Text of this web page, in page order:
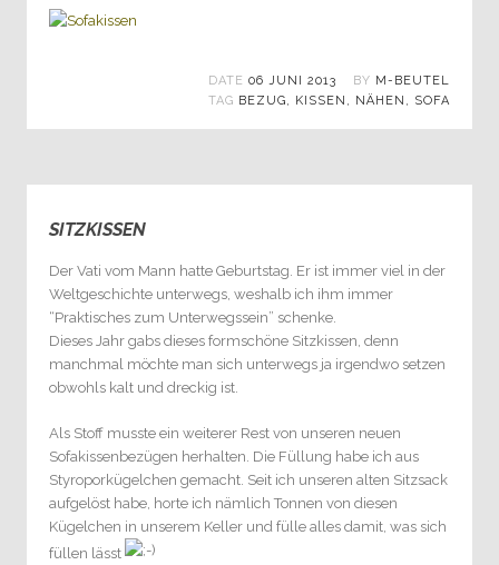
DATE 06 JUNI 2013 BY M-BEUTEL
TAG BEZUG, KISSEN , NÄHEN , SOFA
SITZKISSEN
Der Vati vom Mann hatte Geburtstag. Er ist immer viel in der
Weltgeschichte unterwegs, weshalb ich ihm immer
“Praktisches zum Unterwegssein” schenke.
Dieses Jahr gabs dieses formschöne Sitzkissen, denn
manchmal möchte man sich unterwegs ja irgendwo setzen
obwohls kalt und dreckig ist.
Als Stoff musste ein weiterer Rest von unseren neuen
Sofakissenbezügen herhalten. Die Füllung habe ich aus
Styroporkügelchen gemacht. Seit ich unseren alten Sitzsack
aufgelöst habe, horte ich nämlich Tonnen von diesen
Kügelchen in unserem Keller und fülle alles damit, was sich
füllen lässt